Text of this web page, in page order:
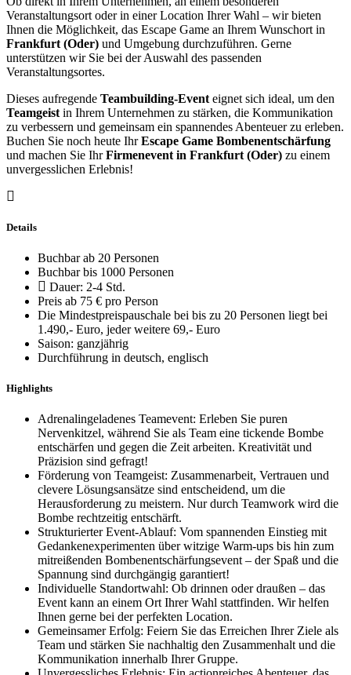
Veranstaltungsort oder in einer Location Ihrer Wahl – wir bieten
Ihnen die Möglichkeit, das Escape Game an Ihrem Wunschort in
Frankfurt (Oder) und Umgebung durchzuführen. Gerne
unterstützen wir Sie bei der Auswahl des passenden
Veranstaltungsortes.
Dieses aufregende Teambuilding-Event eignet sich ideal, um den
Teamgeist in Ihrem Unternehmen zu stärken, die Kommunikation
zu verbessern und gemeinsam ein spannendes Abenteuer zu erleben.
Buchen Sie noch heute IhrEscape Game Bombenentschärfung
und machen Sie IhrFirmenevent in Frankfurt (Oder) zu einem
unvergesslichen Erlebnis!
Details
Buchbar ab 20 Personen
Buchbar bis 1000 Personen
Dauer: 2-4 Std.
Preis ab 75 € pro Person
Die Mindestpreispauschale bei bis zu 20 Personen liegt bei
1.490,- Euro, jeder weitere 69,- Euro
Saison: ganzjährig
Durchführung in deutsch, englisch
Highlights
Adrenalingeladenes Teamevent: Erleben Sie puren
Nervenkitzel, während Sie als Team eine tickende Bombe
entschärfen und gegen die Zeit arbeiten. Kreativität und
Präzision sind gefragt!
Förderung von Teamgeist: Zusammenarbeit, Vertrauen und
clevere Lösungsansätze sind entscheidend, um die
Herausforderung zu meistern. Nur durch Teamwork wird die
Bombe rechtzeitig entschärft.
Strukturierter Event-Ablauf: Vom spannenden Einstieg mit
Gedankenexperimenten über witzige Warm-ups bis hin zum
mitreißenden Bombenentschärfungsevent – der Spaß und die
Spannung sind durchgängig garantiert!
Individuelle Standortwahl: Ob drinnen oder draußen – das
Event kann an einem Ort Ihrer Wahl stattfinden. Wir helfen
Ihnen gerne bei der perfekten Location.
Gemeinsamer Erfolg: Feiern Sie das Erreichen Ihrer Ziele als
Team und stärken Sie nachhaltig den Zusammenhalt und die
Kommunikation innerhalb Ihrer Gruppe.